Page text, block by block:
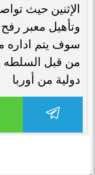
الإثنين حيث
وتأهيل معبر
سوف يتم اداره
من قبل السلطه
دولية من أوربا